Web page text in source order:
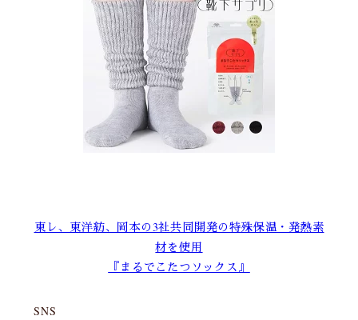
東レ、東洋紡、岡本の3社共同開発の特殊保温・発熱素
材を使用
『まるでこたつソックス』
SNS